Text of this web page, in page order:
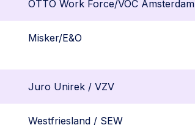
OTTO Work Force/VOC Amsterdam
Misker/E&O
Juro Unirek / VZV
Westfriesland / SEW